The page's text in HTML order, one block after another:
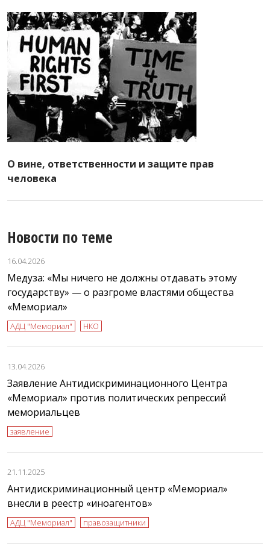
О вине, ответственности и защите прав
человека
Новости по теме
16.04.2026
Медуза: «Мы ничего не должны отдавать этому
государству» — о разгроме властями общества
«Мемориал»
АДЦ "Мемориал" НКО
13.04.2026
Заявление Антидискриминационного Центра
«Мемориал» против политических репрессий
мемориальцев
заявление
21.11.2025
Антидискриминационный центр «Мемориал»
внесли в реестр «иноагентов»
АДЦ "Мемориал" правозащитники